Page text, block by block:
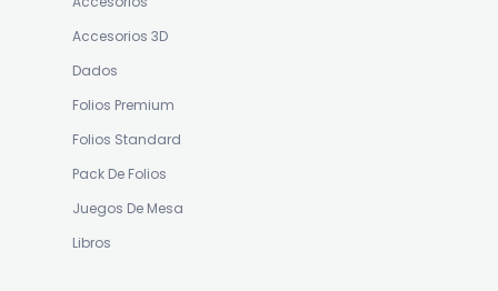
Accesorios 3D
Dados
Folios Premium
Folios Standard
Pack De Folios
Juegos De Mesa
Libros